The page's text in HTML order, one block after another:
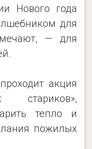
Нового года
для
— для
акция
стариков»,
тепло и
пожилых